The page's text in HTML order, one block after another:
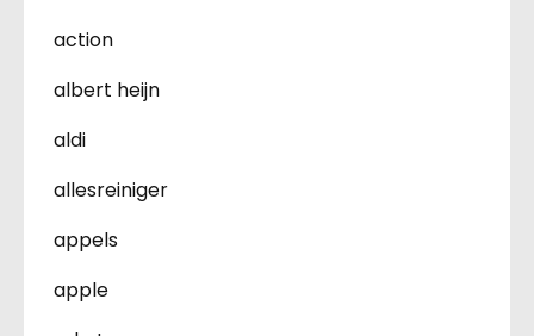
action
albert heijn
aldi
allesreiniger
appels
apple